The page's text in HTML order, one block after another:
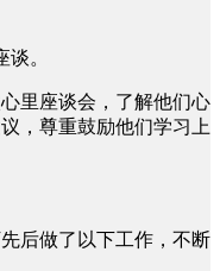
。
里座谈会，了解他们心
，尊重鼓励他们学习上
后做了以下工作，不断